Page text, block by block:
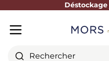
Rechercher